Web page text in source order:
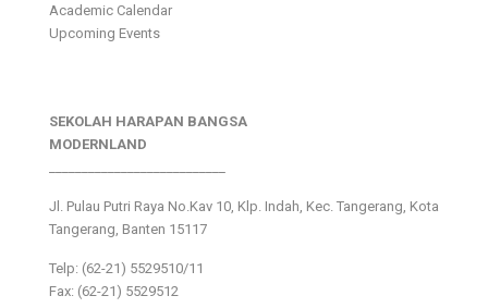
Academic Calendar
Upcoming Events
SEKOLAH HARAPAN BANGSA
MODERNLAND
Jl. Pulau Putri Raya No.Kav 10, Klp. Indah, Kec. Tangerang, Kota
Tangerang, Banten 15117
Telp: (62-21) 5529510/11
Fax: (62-21) 5529512